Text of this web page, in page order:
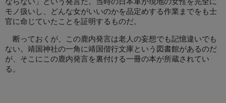
モノ扱いし、どんな女がいいのかを品定めする作業までをも士
官に命じていたことを証明するものだ。
断っておくが、この鹿内発言は老人の妄想でも記憶違いでも
ない。靖国神社の一角に靖国偕行文庫という図書館があるのだ
が、そこにこの鹿内発言を裏付ける一冊の本が所蔵されてい
る。